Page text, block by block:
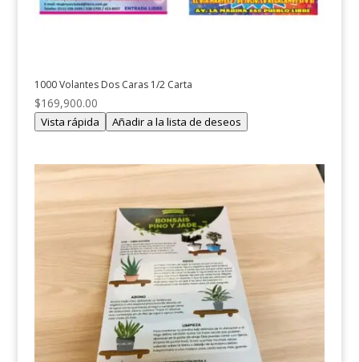
1000 Volantes Dos Caras 1/2 Carta
$169,900.00
Vista rápida Añadir a la lista de deseos